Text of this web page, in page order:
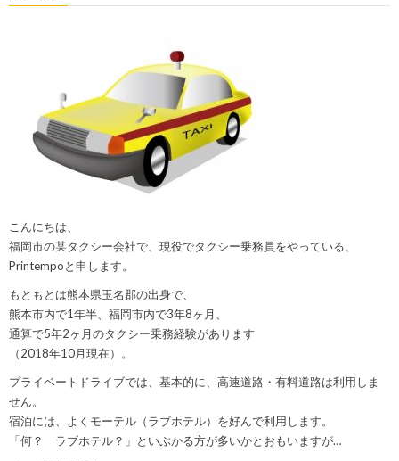
こんにちは、
福岡市の某タクシー会社で、現役でタクシー乗務員をやっている、
Printempoと申します。
もともとは熊本県玉名郡の出身で、
熊本市内で1年半、福岡市内で3年8ヶ月、
通算で5年2ヶ月のタクシー乗務経験があります
（2018年10月現在）。
プライベートドライブでは、基本的に、高速道路・有料道路は利用しま
せん。
宿泊には、よくモーテル（ラブホテル）を好んで利用します。
「何？ ラブホテル？」といぶかる方が多いかとおもいますが…